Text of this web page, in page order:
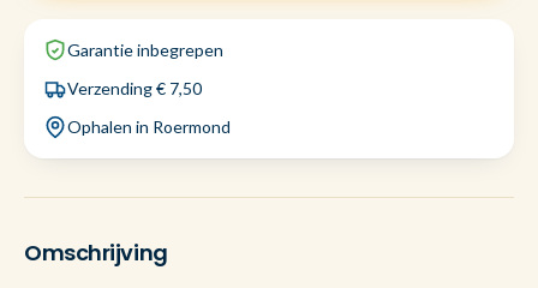
Garantie inbegrepen
Verzending € 7,50
Ophalen in Roermond
Omschrijving